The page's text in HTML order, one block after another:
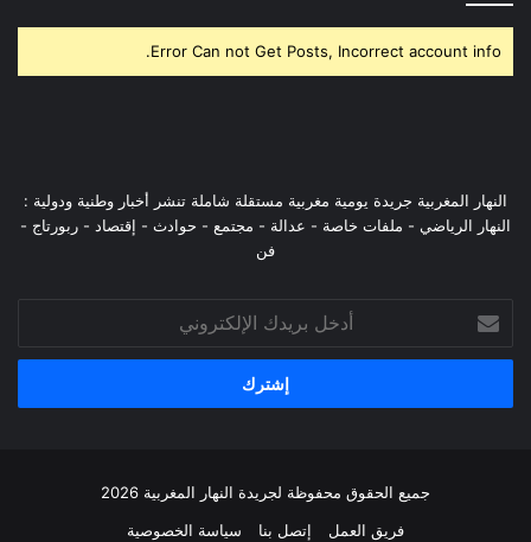
Error Can not Get Posts, Incorrect account info.
النهار المغربية جريدة يومية مغربية مستقلة شاملة تنشر أخبار وطنية ودولية :
النهار الرياضي - ملفات خاصة - عدالة - مجتمع - حوادث - إقتصاد - ربورتاج -
فن
بريدك
الإلكتروني
جميع الحقوق محفوظة لجريدة النهار المغربية 2026
فريق العمل
إتصل بنا سياسة الخصوصية